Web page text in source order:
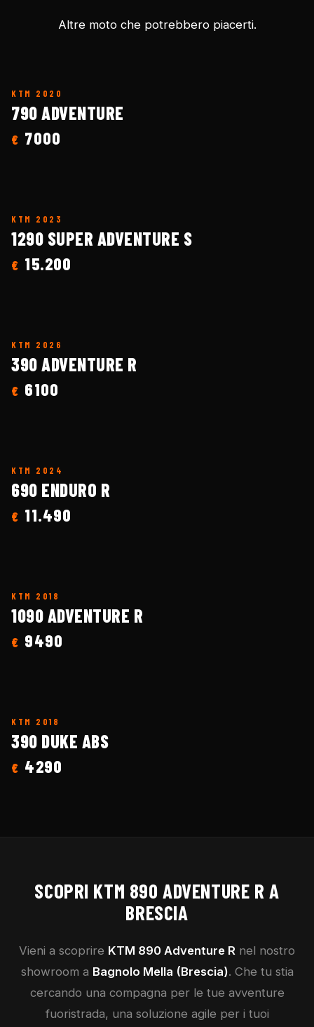
Altre moto che potrebbero piacerti.
KTM 2020
790 ADVENTURE
€ 7000
KTM 2023
1290 SUPER ADVENTURE S
€ 15.200
KTM 2026
390 ADVENTURE R
€ 6100
KTM 2024
690 ENDURO R
€ 11.490
KTM 2018
1090 ADVENTURE R
€ 9490
KTM 2018
390 DUKE ABS
€ 4290
SCOPRI KTM 890 ADVENTURE R A
BRESCIA
Vieni a scoprire KTM 890 Adventure R nel nostro
showroom a Bagnolo Mella (Brescia). Che tu stia
cercando una compagna per le tue avventure
fuoristrada, una soluzione agile per i tuoi